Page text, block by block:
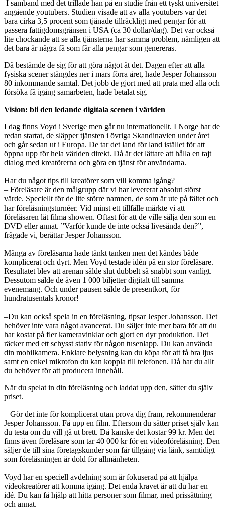
I samband med det trillade han på en studie från ett tyskt universitet
angående youtubers. Studien visade att av alla youtubers var det
bara cirka 3,5 procent som tjänade tillräckligt med pengar för att
passera fattigdomsgränsen i USA (ca 30 dollar/dag). Det var också
lite chockande att se alla tjänsterna har samma problem, nämligen att
det bara är några få som får alla pengar som genereras.
Då bestämde de sig för att göra något åt det. Dagen efter att alla
fysiska scener stängdes ner i mars förra året, hade Jesper Johansson
80 inkommande samtal. Det jobb de gjort med att prata med alla och
försöka få igång samarbeten, hade betalat sig.
Vision: bli den ledande digitala scenen i världen
I dag finns Voyd i Sverige men går nu internationellt. I Norge har de
redan startat, de släpper tjänsten i övriga Skandinavien under året
och går sedan ut i Europa. De tar det land för land istället för att
öppna upp för hela världen direkt. Då är det lättare att hålla en tajt
dialog med kreatörerna och göra en tjänst för användarna.
Har du något tips till kreatörer som vill komma igång?
– Föreläsare är den målgrupp där vi har levererat absolut störst
värde. Speciellt för de lite större namnen, de som är ute på fältet och
har föreläsningsturnéer. Vid minst ett tillfälle märkte vi att
föreläsaren lät filma showen. Oftast för att de ville sälja den som en
DVD eller annat. ”Varför kunde de inte också livesända den?”,
frågade vi, berättar Jesper Johansson.
Många av föreläsarna hade tänkt tanken men det kändes både
komplicerat och dyrt. Men Voyd testade idén på en stor föreläsare.
Resultatet blev att arenan sålde slut dubbelt så snabbt som vanligt.
Dessutom sålde de även 1 000 biljetter digitalt till samma
evenemang. Och under pausen sålde de presentkort, för
hundratusentals kronor!
–Du kan också spela in en föreläsning, tipsar Jesper Johansson. Det
behöver inte vara något avancerat. Du säljer inte mer bara för att du
har kostat på fler kameravinklar och gjort en dyr produktion. Det
räcker med ett schysst stativ för någon tusenlapp. Du kan använda
din mobilkamera. Enklare belysning kan du köpa för att få bra ljus
samt en enkel mikrofon du kan koppla till telefonen. Då har du allt
du behöver för att producera innehåll.
När du spelat in din föreläsning och laddat upp den, sätter du själv
priset.
– Gör det inte för komplicerat utan prova dig fram, rekommenderar
Jesper Johansson. Få upp en film. Eftersom du sätter priset själv kan
du testa om du vill gå ut brett. Då kanske det kostar 99 kr. Men det
finns även föreläsare som tar 40 000 kr för en videoföreläsning. Den
säljer de till sina företagskunder som får tillgång via länk, samtidigt
som föreläsningen är dold för allmänheten.
Voyd har en speciell avdelning som är fokuserad på att hjälpa
videokreatörer att komma igång. Det enda kravet är att du har en
idé. Du kan få hjälp att hitta personer som filmar, med prissättning
och annat.